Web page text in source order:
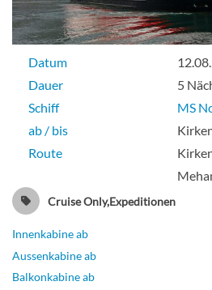
Datum
Dauer
5
Schiff
MS
ab / bis
Route
Cruise Only,Expeditionen
Innenkabine ab
Aussenkabine ab
Balkonkabine ab